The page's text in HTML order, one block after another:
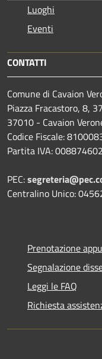
Luoghi
Eventi
CONTATTI
Comune di Cavaion
Piazza Fracastoro, 8,
37010 - Cavaion
Codice Fiscale:
Partita IVA:
PEC:
Centralino Unico:
Prenotazione
Segnalazione
Leggi le FAQ
Richiesta